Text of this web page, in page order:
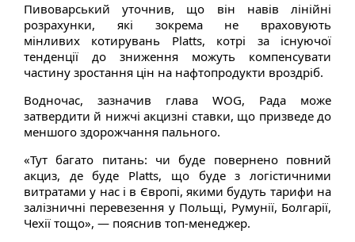
Пивоварський уточнив, що він навів лінійні
розрахунки, які зокрема не враховують
мінливих котирувань Platts, котрі за існуючої
тенденції до зниження можуть компенсувати
частину зростання цін на нафтопродукти вроздріб.
Водночас, зазначив глава WOG, Рада може
затвердити й нижчі акцизні ставки, що призведе до
меншого здорожчання пального.
«Тут багато питань: чи буде повернено повний
акциз, де буде Platts, що буде з логістичними
витратами у нас і в Європі, якими будуть тарифи на
залізничні перевезення у Польщі, Румунії, Болгарії,
Чехії тощо», — пояснив топ-менеджер.